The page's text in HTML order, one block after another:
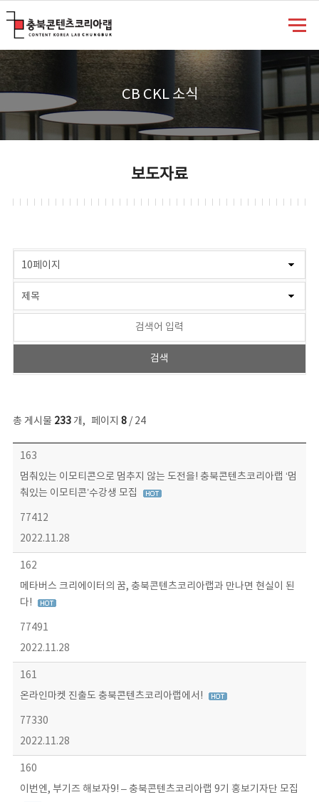
CB CKL 소식
보도자료
총 게시물 233개, 페이지 8/ 24
보도자료 목록 - 번호, 제목, 작성자, 파일, 조회수, 작성일 정보 제공
163
멈춰있는 이모티콘으로 멈추지 않는 도전을! 충북콘텐츠코리아랩 ‘멈
춰있는 이모티콘’수강생 모집
77412
2022.11.28
162
메타버스 크리에이터의 꿈, 충북콘텐츠코리아랩과 만나면 현실이 된
다!
77491
2022.11.28
161
온라인마켓 진출도 충북콘텐츠코리아랩에서!
77330
2022.11.28
160
이번엔, 부기즈 해보자9! – 충북콘텐츠코리아랩 9기 홍보기자단 모집